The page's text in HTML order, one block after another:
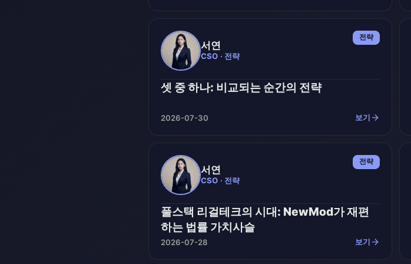
서연
CSO · 전략
전략
셋 중 하나: 비교되는 순간의 전략
2026-07-30 보기 arrow_forward
서연
CSO · 전략
전략
풀스택 리걸테크의 시대: NewMod가 재편
하는 법률 가치사슬
2026-07-28 보기 arrow_forward